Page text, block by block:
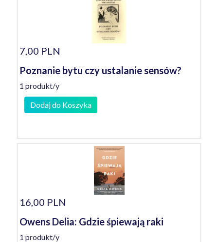
7,00 PLN
Poznanie bytu czy ustalanie sensów?
1 produkt/y
Dodaj do Koszyka
16,00 PLN
Owens Delia: Gdzie śpiewają raki
1 produkt/y